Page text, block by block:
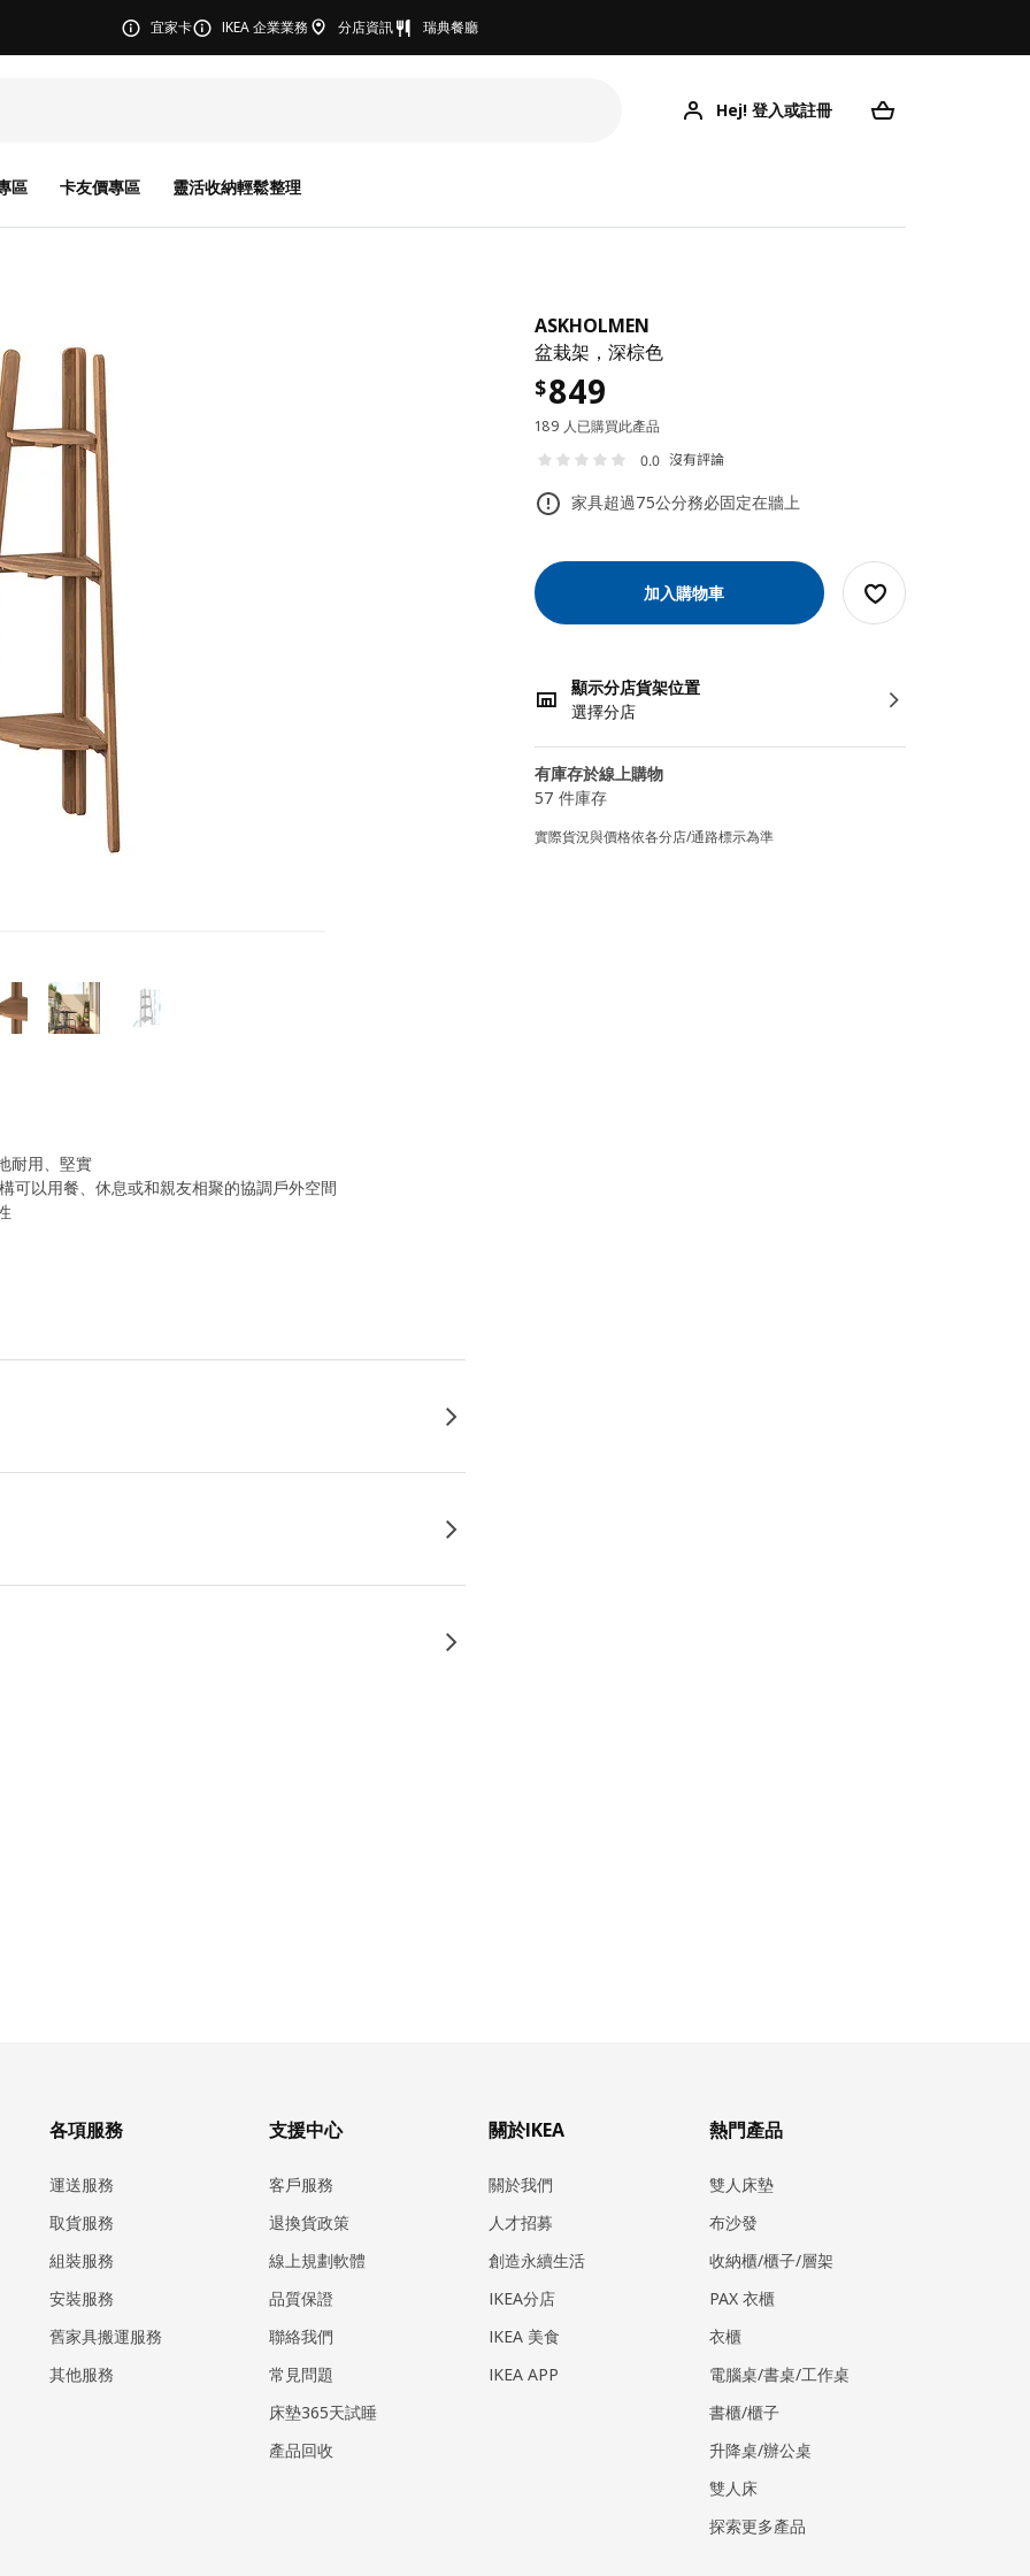
宜家卡 IKEA 企業業務 分店資訊 瑞典餐廳
Hej! 登入或註冊
區 卡友價專區 靈活收納輕鬆整理
ASKHOLMEN
盆栽架，深棕色
$849
189 人已購買此產品
0.0 沒有評論
家具超過75公分務必固定在牆上
加入購物車
顯示分店貨架位置
選擇分店
有庫存於線上購物
57 件庫存
實際貨況與價格依各分店/通路標示為準
耐用、堅實
可以用餐、休息或和親友相聚的協調戶外空間
各項服務
運送服務
取貨服務
組裝服務
安裝服務
​舊家具搬運服務
其他服務
支援中心
客戶服務
退換貨政策
線上規劃軟體
品質保證
聯絡我們
常見問題
床墊365天試睡
產品回收
關於IKEA
關於我們
人才招募
創造永續生活
IKEA分店
IKEA 美食
IKEA APP
熱門產品
雙人床墊
布沙發
收納櫃/櫃子/層架
PAX 衣櫃
衣櫃
電腦桌/書桌/工作桌
書櫃/櫃子
升降桌/辦公桌
雙人床
探索更多產品